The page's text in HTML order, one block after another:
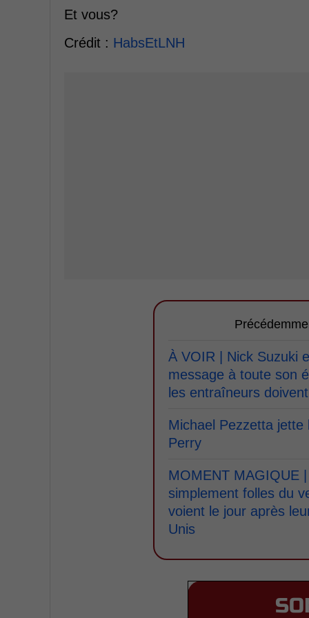
Et vous?
Crédit : HabsEtLNH
À VOIR | Nick Suzuki
message à toute son
les entraîneurs
Michael Pezzetta
Perry
MOMENT MAGIQUE
simplement folles du
voient le jour après
Unis